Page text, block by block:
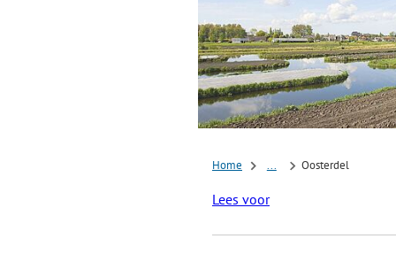
Home Oosterdel
Lees voor